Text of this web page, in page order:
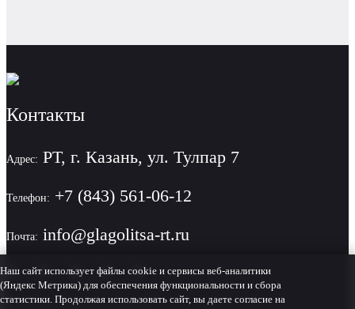
Контакты
Адрес: РТ, г. Казань, ул. Тулпар 7
Телефон: +7 (843) 561-06-12
Почта: info@glagolitsa-rt.ru
Политика конфиденциальности
Наш сайт использует файлы cookie и сервисы веб-аналитики
(Яндекс Метрика) для обеспечения функциональности и сбора
статистики. Продолжая использовать сайт, вы даете согласие на